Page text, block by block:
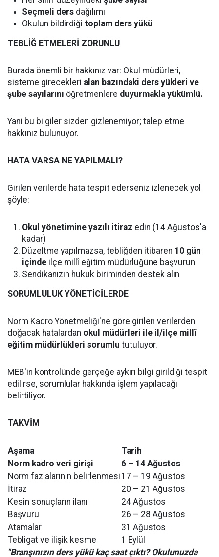
Seçmeli ders dağılımı
Okulun bildirdiği toplam ders yükü
TEBLİĞ ETMELERİ ZORUNLU
Burada önemli bir hakkınız var: Okul müdürleri,
sisteme girecekleri alan bazındaki ders yükleri ve
şube sayılarını öğretmenlere duyurmakla yükümlü.
Yani bu bilgiler sizden gizlenemiyor; talep etme
hakkınız bulunuyor.
HATA VARSA NE YAPILMALI?
Girilen verilerde hata tespit ederseniz izlenecek yol
şöyle:
Okul yönetimine yazılı itiraz edin (14 Ağustos'a
kadar)
Düzeltme yapılmazsa, tebliğden itibaren 10 gün
içinde ilçe millî eğitim müdürlüğüne başvurun
Sendikanızın hukuk biriminden destek alın
SORUMLULUK YÖNETİCİLERDE
Norm Kadro Yönetmeliği'ne göre girilen verilerden
doğacak hatalardan okul müdürleri ile il/ilçe millî
eğitim müdürlükleri sorumlu tutuluyor.
MEB'in kontrolünde gerçeğe aykırı bilgi girildiği tespit
edilirse, sorumlular hakkında işlem yapılacağı
belirtiliyor.
TAKVİM
Aşama
Tarih
Norm kadro veri girişi
6 – 14 Ağustos
Norm fazlalarının belirlenmesi 17 – 19 Ağustos
İtiraz
20 – 21 Ağustos
Kesin sonuçların ilanı
24 Ağustos
Başvuru
26 – 28 Ağustos
Atamalar
31 Ağustos
Tebligat ve ilişik kesme
1 Eylül
"Branşınızın ders yükü kaç saat çıktı? Okulunuzda